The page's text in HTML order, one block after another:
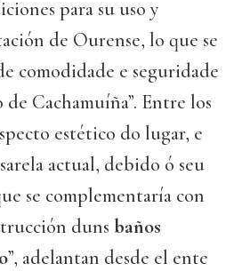
para su uso y
de Ourense, lo que se
comodidade e seguridade
Cachamuíña”. Entre los
estético do lugar, e
actual, debido ó seu
se complementaría con
duns baños
”, adelantan desde el ente